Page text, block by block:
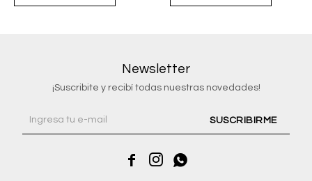
Newsletter
¡Suscribite y recibí todas nuestras novedades!
SUSCRIBIRME
  